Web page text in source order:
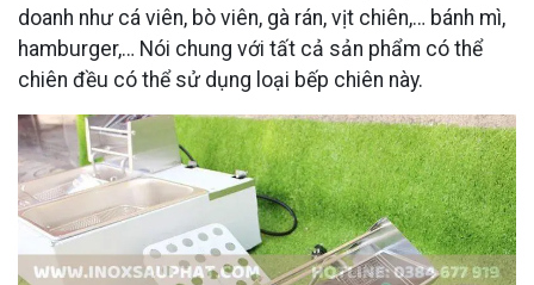
doanh như cá viên, bò viên, gà rán, vịt chiên,… bánh mì,
hamburger,… Nói chung với tất cả sản phẩm có thể
chiên đều có thể sử dụng loại bếp chiên này.